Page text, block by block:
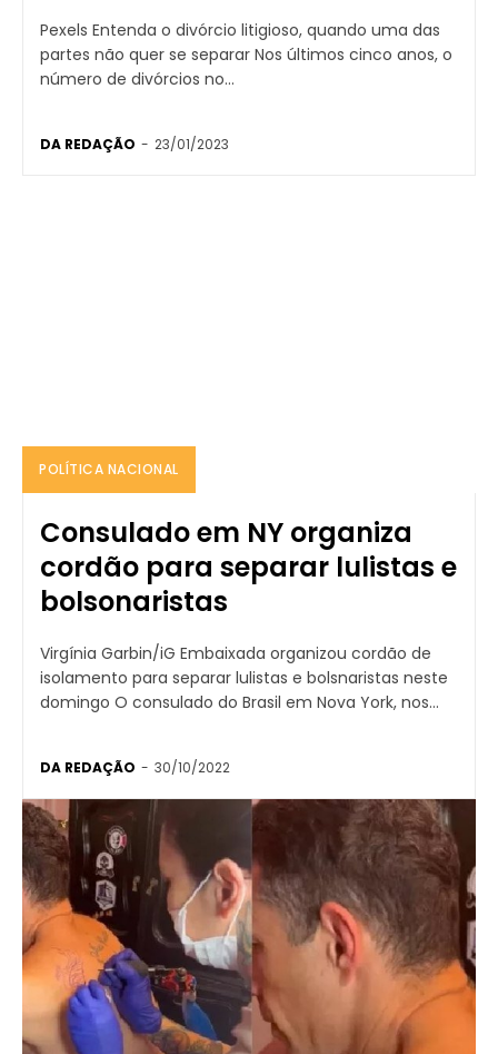
Pexels Entenda o divórcio litigioso, quando uma das
partes não quer se separar Nos últimos cinco anos, o
número de divórcios no...
DA REDAÇÃO - 23/01/2023
POLÍTICA NACIONAL
Consulado em NY organiza
cordão para separar lulistas e
bolsonaristas
Virgínia Garbin/iG Embaixada organizou cordão de
isolamento para separar lulistas e bolsnaristas neste
domingo O consulado do Brasil em Nova York, nos...
DA REDAÇÃO - 30/10/2022